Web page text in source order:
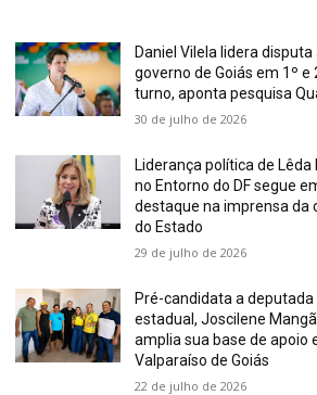
Daniel Vilela lidera disputa
governo de Goiás em 1º e
turno, aponta pesquisa
30 de julho de 2026
Liderança política de Lêda
no Entorno do DF segue
destaque na imprensa da
do Estado
29 de julho de 2026
Pré-candidata a deputada
estadual, Joscilene
amplia sua base de apoio
Valparaíso de Goiás
22 de julho de 2026